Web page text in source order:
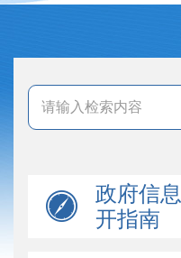
政府信
开指南